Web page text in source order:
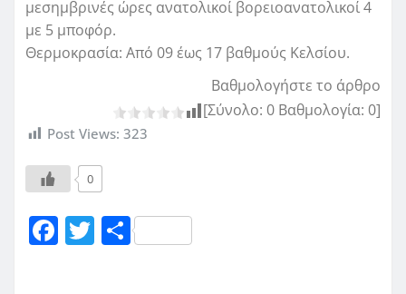
μεσημβρινές ώρες ανατολικοί βορειοανατολικοί 4
με 5 μποφόρ.
Θερμοκρασία: Από 09 έως 17 βαθμούς Κελσίου.
Βαθμολογήστε το άρθρο
[Σύνολο: 0 Βαθμολογία: 0]
Post Views: 323
0
F T Μ